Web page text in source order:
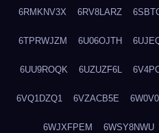
6RMKNV3X 6RV8LARZ
6TPRWJZM 6U06OJTH
6UU9ROQK 6UZUZF6L
6VQ1DZQ1 6VZACB5E
6WJXFPEM 6WSY8NWU